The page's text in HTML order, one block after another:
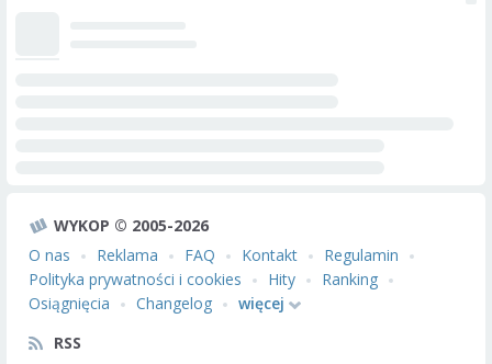
WYKOP © 2005-2026
O nas
Reklama FAQ Kontakt
Regulamin
Polityka prywatności i cookies
Hity
Ranking
Osiągnięcia
Changelog
więcej
RSS